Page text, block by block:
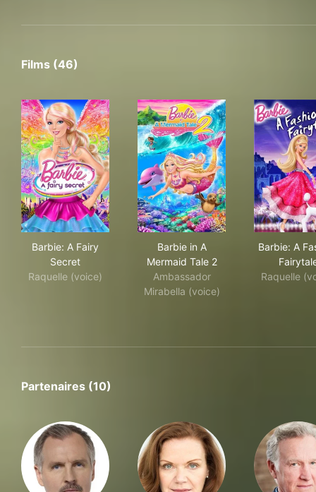
Films (46)
Barbie: A Fairy
Secret
Raquelle (voice)
Barbie in A
Mermaid Tale 2
Ambassador
Mirabella (voice)
Barbie: A
Raquelle
Partenaires (10)